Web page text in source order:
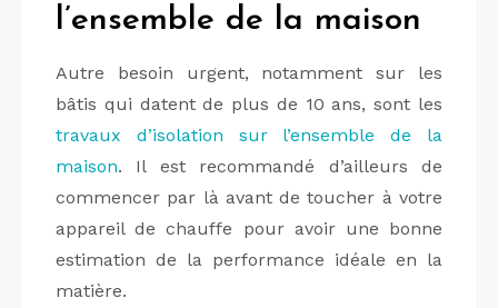
l’ensemble de la maison
Autre besoin urgent, notamment sur les
bâtis qui datent de plus de 10 ans, sont les
travaux d’isolation sur l’ensemble de la
maison. Il est recommandé d’ailleurs de
commencer par là avant de toucher à votre
appareil de chauffe pour avoir une bonne
estimation de la performance idéale en la
matière.